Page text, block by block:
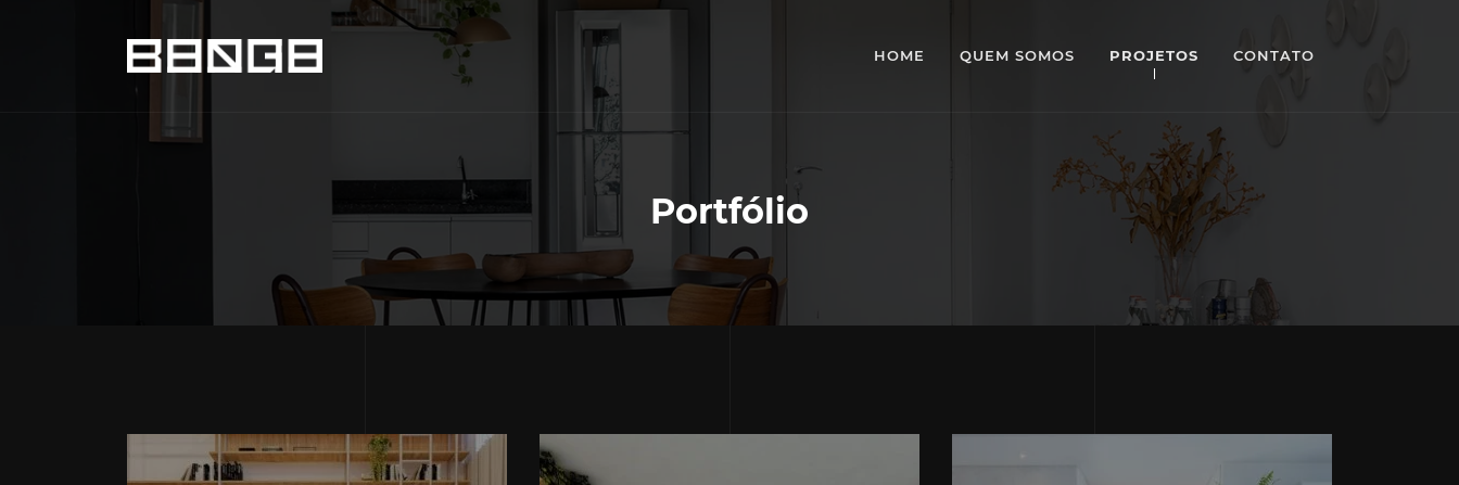
HOME QUEM SOMOS PROJETOS CONTATO
Portfólio